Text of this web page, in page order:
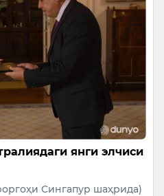
янги элчиси
Сингапур шаҳрида)